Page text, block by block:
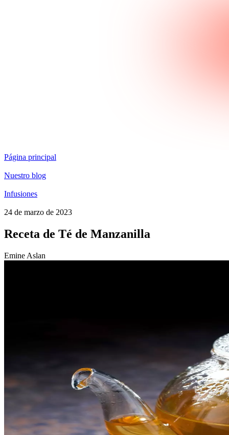
Página principal
Nuestro blog
Infusiones
24 de marzo de 2023
Receta de Té de Manzanilla
Emine Aslan